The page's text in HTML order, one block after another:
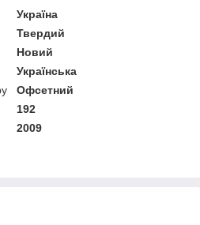
Україна
Твердий
Новий
Українська
Офсетний
192
2009